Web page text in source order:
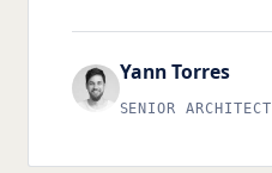
Yann Torres
SENIOR ARCHITECT